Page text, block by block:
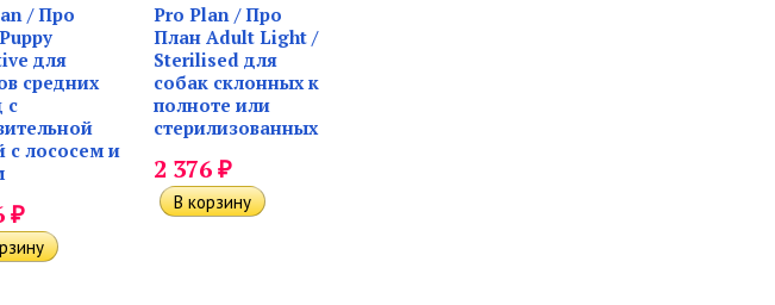
/ Про
для
средних
с
с лососем и
₽
Pro Plan / Про
План Adult Light /
Sterilised для
собак склонных к
полноте или
стерилизованных
2 376₽